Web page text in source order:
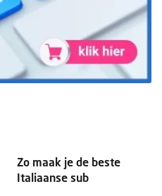
Zo maak je de beste
Italiaanse sub